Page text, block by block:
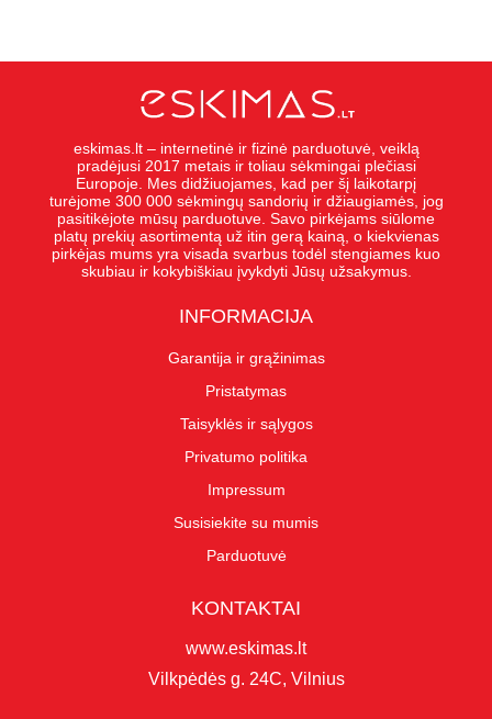
eskimas.lt – internetinė ir fizinė parduotuvė, veiklą
pradėjusi 2017 metais ir toliau sėkmingai plečiasi
Europoje. Mes didžiuojames, kad per šį laikotarpį
turėjome 300 000 sėkmingų sandorių ir džiaugiamės, jog
pasitikėjote mūsų parduotuve. Savo pirkėjams siūlome
platų prekių asortimentą už itin gerą kainą, o kiekvienas
pirkėjas mums yra visada svarbus todėl stengiames kuo
skubiau ir kokybiškiau įvykdyti Jūsų užsakymus.
INFORMACIJA
Garantija ir grąžinimas
Pristatymas
Taisyklės ir sąlygos
Privatumo politika
Impressum
Susisiekite su mumis
Parduotuvė
KONTAKTAI
www.eskimas.lt
Vilkpėdės g. 24C, Vilnius